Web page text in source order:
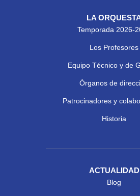
LA
Temporada 2026-
Los Profesores
Equipo Técnico y de
Órganos de
Patrocinadores y
Historia
ACTUALIDAD
Blog